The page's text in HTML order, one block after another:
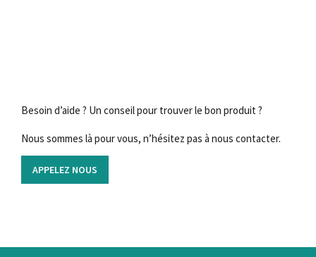
Besoin d’aide ? Un conseil pour trouver le bon produit ?
Nous sommes là pour vous, n’hésitez pas à nous contacter.
APPELEZ NOUS